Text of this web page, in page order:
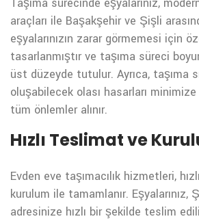
araçları ile Başakşehir ve Şişli
eşyalarınızın zarar görmemesi için
tasarlanmıştır ve taşıma süreci
üst düzeyde tutulur. Ayrıca, taşıma
oluşabilecek olası hasarları
tüm önlemler alınır.
Hızlı Teslimat ve
Evden eve taşımacılık hizmetleri,
kurulum ile tamamlanır. Eşyalarınız,
adresinize hızlı bir şekilde teslim